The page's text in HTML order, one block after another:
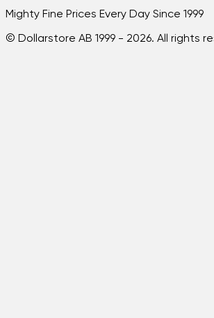
Mighty Fine Prices Every Day Since 1999
© Dollarstore AB 1999 - 2026. All rights